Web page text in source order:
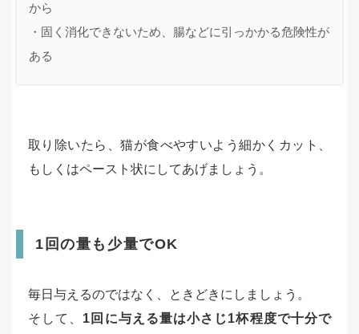
から
・固く消化できないため、腸などに引っかかる危険性が
ある
取り除いたら、猫が食べやすいよう細かくカット、
もしくはペースト状にしてあげましょう。
1回の量も少量でOK
毎日与えるのではなく、ときどきにしましょう。
そして、 1回に与える量は小さじ1杯程度で十分で